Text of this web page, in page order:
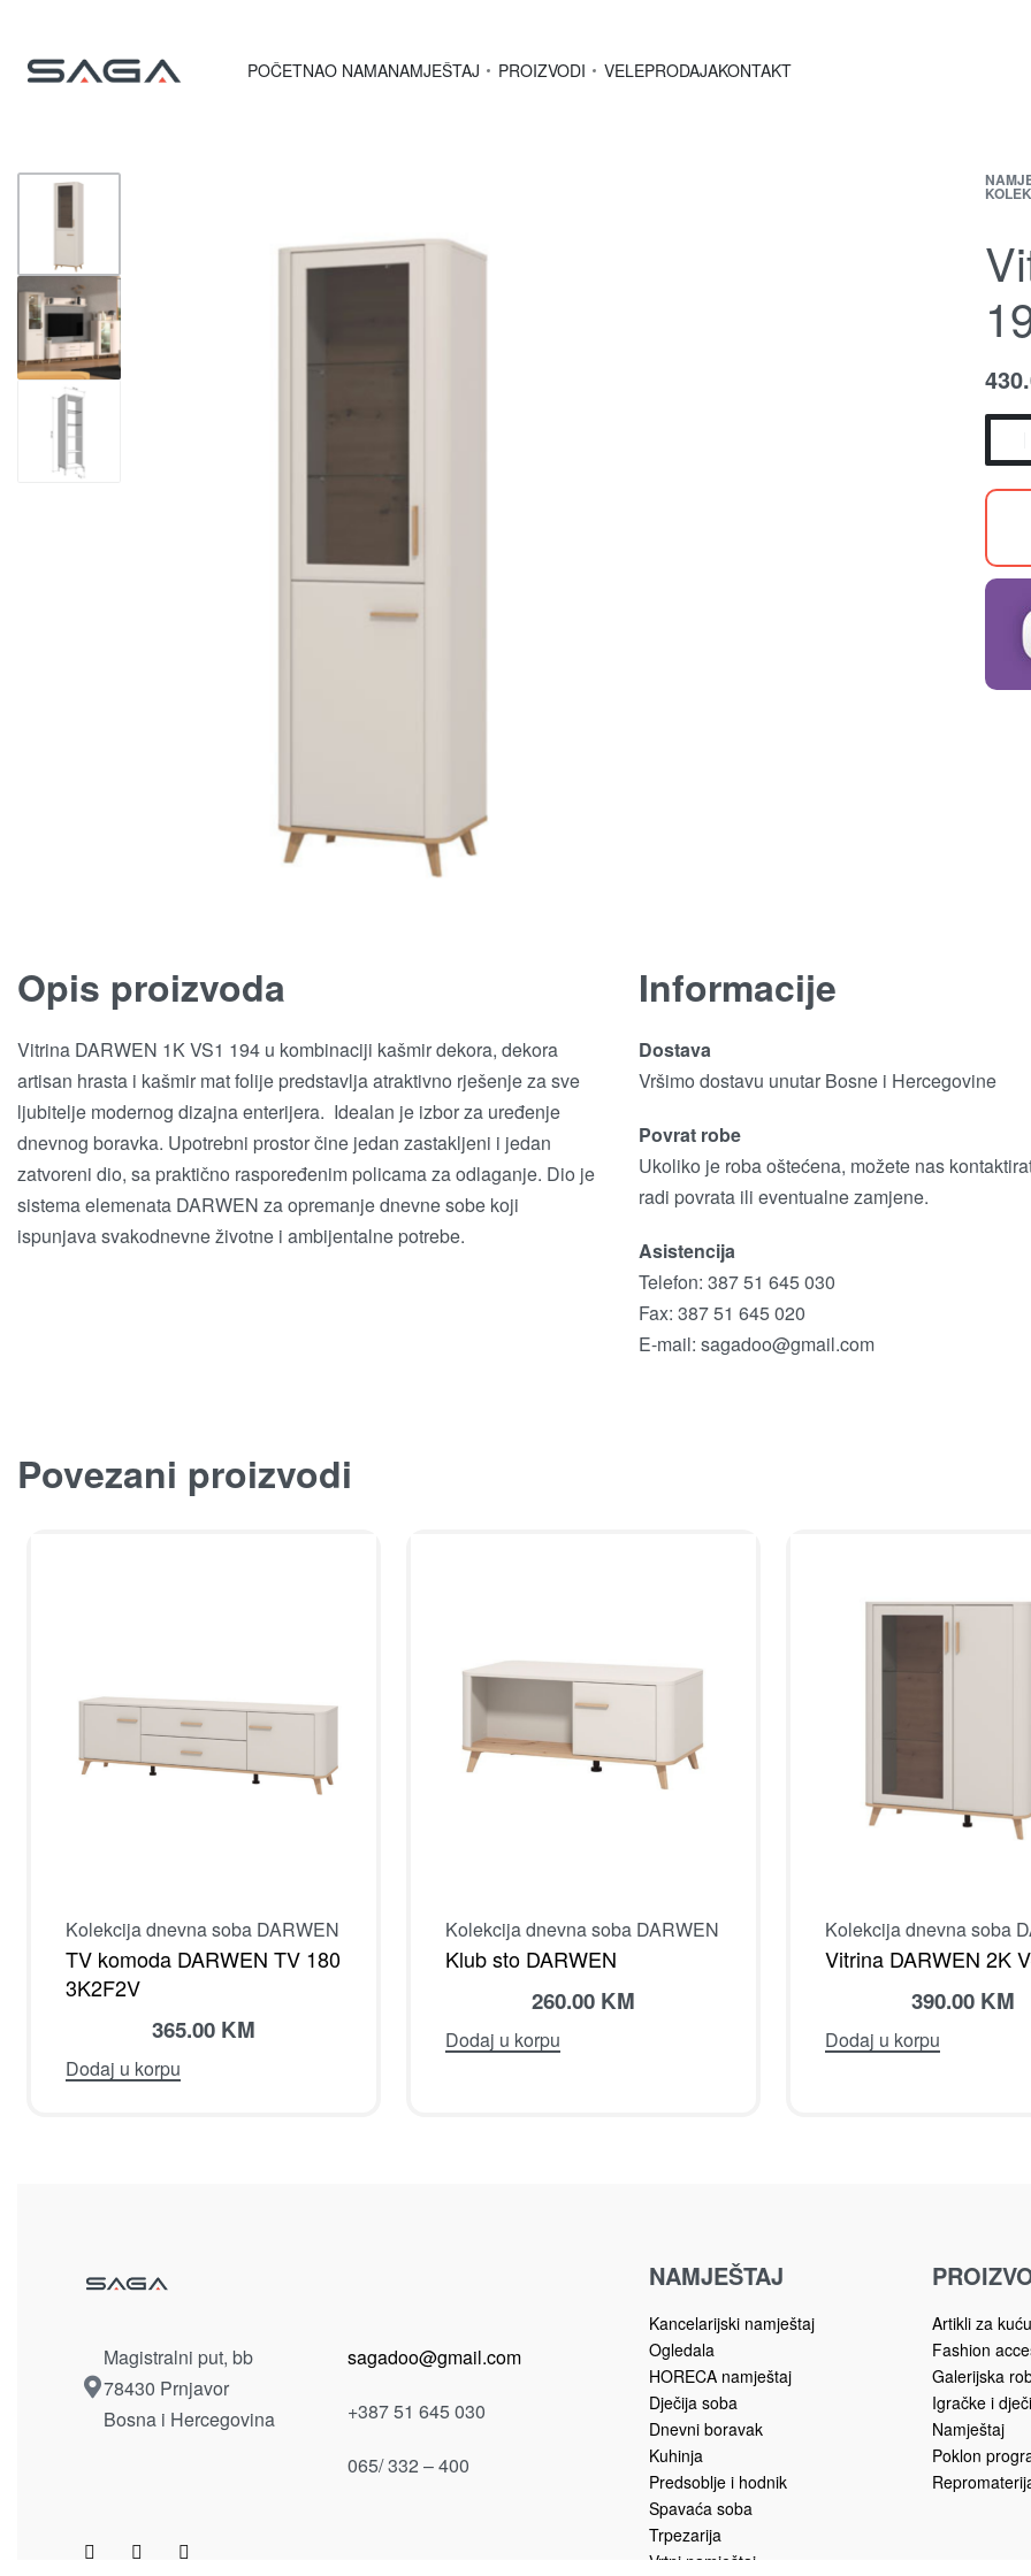
POČETNAO NAMANAMJEŠTAJ PROIZVODI VELEPRODAJAKONTAKT
Opis proizvoda
Vitrina DARWEN 1K VS1 194 u kombinaciji kašmir dekora, dekora
artisan hrasta i kašmir mat folije predstavlja atraktivno rješenje za sve
ljubitelje modernog dizajna enterijera. Idealan je izbor za uređenje
dnevnog boravka. Upotrebni prostor čine jedan zastakljeni i jedan
zatvoreni dio, sa praktično raspoređenim policama za odlaganje. Dio je
sistema elemenata DARWEN za opremanje dnevne sobe koji
ispunjava svakodnevne životne i ambijentalne potrebe.
Informacije
Dostava
Vršimo dostavu unutar Bosne i Hercegovine
Povrat robe
Ukoliko je roba oštećena, možete nas
radi povrata ili eventualne zamjene.
Asistencija
Telefon: 387 51 645 030
Fax: 387 51 645 020
E-mail: sagadoo@gmail.com
Povezani proizvodi
Kolekcija dnevna soba DARWEN
TV komoda DARWEN TV 180
3K2F2V
365.00 KM
Dodaj u korpu
Kolekcija dnevna soba DARWEN
Klub sto DARWEN
260.00 KM
Dodaj u korpu
Kolekcija dnevna soba
Vitrina DARWEN 2K
390.00 KM
Dodaj u korpu
Magistralni put, bb
78430 Prnjavor
Bosna i Hercegovina
sagadoo@gmail.com
+387 51 645 030
065/ 332 – 400
NAMJEŠTAJ
Kancelarijski namještaj
Ogledala
HORECA namještaj
Dječija soba
Dnevni boravak
Kuhinja
Predsoblje i hodnik
Spavaća soba
Trpezarija
Vrtni namještaj
Artikli za
Fashion
Galerijska
Igračke i
Namještaj
Poklon